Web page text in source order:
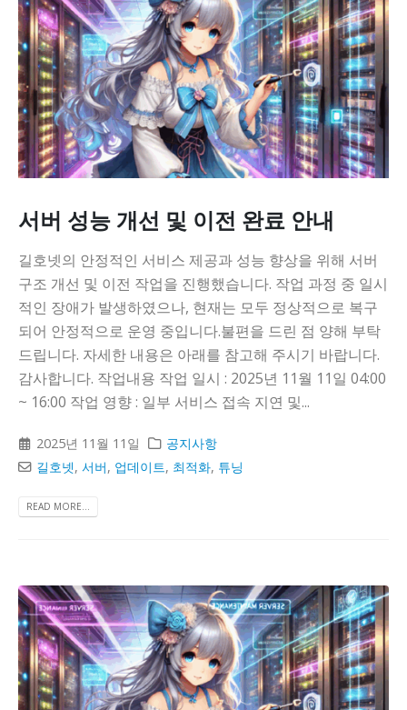
서버 성능 개선 및 이전 완료 안내
길호넷의 안정적인 서비스 제공과 성능 향상을 위해 서버
구조 개선 및 이전 작업을 진행했습니다. 작업 과정 중 일시
적인 장애가 발생하였으나, 현재는 모두 정상적으로 복구
되어 안정적으로 운영 중입니다.불편을 드린 점 양해 부탁
드립니다. 자세한 내용은 아래를 참고해 주시기 바랍니다.
감사합니다. 작업내용 작업 일시 : 2025년 11월 11일 04:00
~ 16:00 작업 영향 : 일부 서비스 접속 지연 및...
2025년 11월 11일
공지사항
길호넷,서버, 업데이트, 최적화, 튜닝
READ MORE...